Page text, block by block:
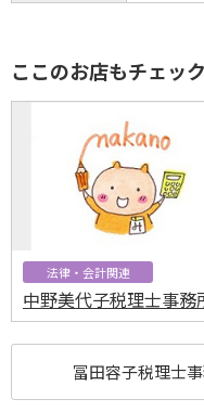
ここのお店もチェッ
法律・会計関連
中野美代子税理士事務
冨田容子税理士